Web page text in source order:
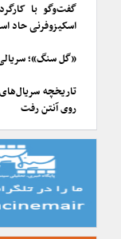
گفت‌وگو با
اسکیزوفرنی حاد
«گل سنگ»؛
روی آنتن رفت